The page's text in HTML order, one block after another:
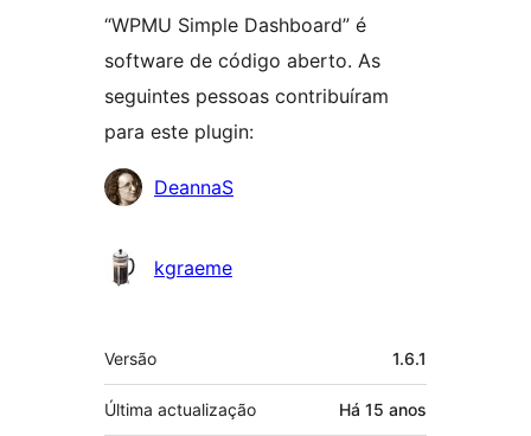
“WPMU Simple Dashboard” é
software de código aberto. As
seguintes pessoas contribuíram
para este plugin:
Contribuidores
DeannaS
kgraeme
Metadados
Versão 1.6.1
Última actualização Há 15 anos